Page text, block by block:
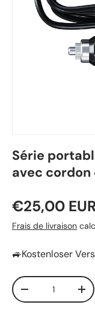
Série
avec
€25,00 EUR
Frais de livraison
🚙Kostenloser
Qté
+